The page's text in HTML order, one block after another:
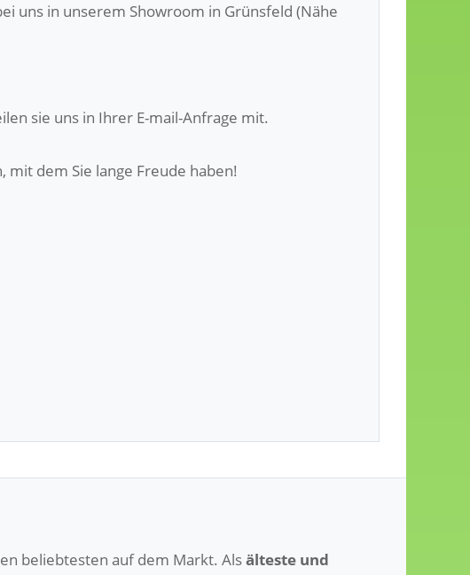
uns in unserem Showroom in Grünsfeld (Nähe
sie uns in Ihrer E-mail-Anfrage mit.
dem Sie lange Freude haben!
beliebtesten auf dem Markt. Alsälteste und